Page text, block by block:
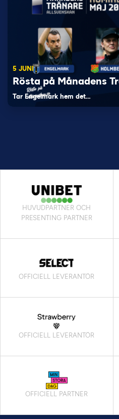
5 JUNI
Rösta på Månadens
Tar Engelmark hem det…
HUVUDPARTNER OCH
PRESENTING PARTNER
OFFICIELL LEVERANTÖR
OFFICIELL LEVERANTÖR
OFFICIELL PARTNER